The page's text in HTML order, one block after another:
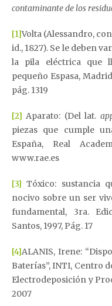
contaminante de los
[1]Volta (Alessandro,
id., 1827). Se le deben
la pila eléctrica que
pequeño Espasa,
pág. 1319
[2] Aparato: (Del lat.
piezas que cumple
España, Real
www.rae.es
[3] Tóxico: sustancia
nocivo sobre un ser
fundamental, 3ra.
Santos, 1997, Pág. 17
[4]ALANIS, Irene:
Baterías”, INTI, Centro
Electrodeposición y
2007